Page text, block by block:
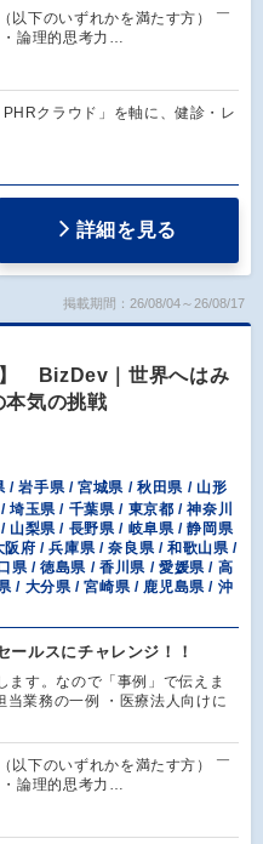
以下のいずれかを満たす方） ￣
論理的思考力…
クラウド」を軸に、健診・レ
詳細を見る
掲載期間：26/08/04～26/08/17
】 BizDev｜世界へはみ
本気の挑戦
/ 岩手県 / 宮城県 / 秋田県 / 山形
玉県 / 千葉県 / 東京都 / 神奈川
山梨県 / 長野県 / 岐阜県 / 静岡県
府 / 兵庫県 / 奈良県 / 和歌山県 /
県 / 徳島県 / 香川県 / 愛媛県 / 高
/ 大分県 / 宮崎県 / 鹿児島県 / 沖
ールスにチャレンジ！！
ます。なので「事例」で伝えま
業務の一例 ・医療法人向けに
以下のいずれかを満たす方） ￣
論理的思考力…